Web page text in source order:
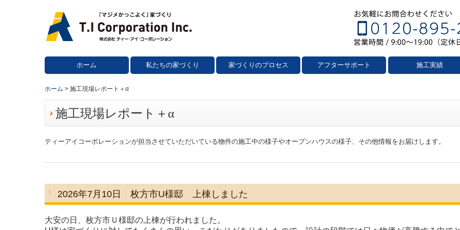
ホーム 私たちの家づくり 家づくりのプロセス アフターサポート 施工実績
ホーム 施工現場レポート＋α
施工現場レポート＋ α
ティーアイコーポレーションが担当させていただいている物件の施工中の様子やオープンハウスの様子、その他情報をお届けします。
2026年7月10日 枚方市U様邸 上棟しました
大安の日、枚方市Ｕ様邸の上棟が行われました。